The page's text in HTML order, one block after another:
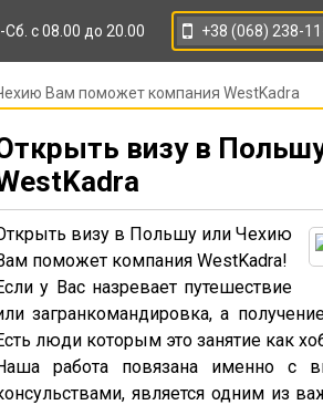
Сб. с 08.00 до 20.00 +38 (068) 238-
Вам поможет компания WestKadra
визу в
визу в Польшу или Чехию
поможет компания WestKadra!
у Вас назревает путешествие
загранкомандировка, а
люди которым это занятие как
работа повязана именно с
является одним из